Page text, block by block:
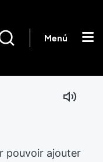
Menú
pouvoir ajouter